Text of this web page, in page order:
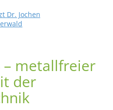
– metallfreier
der